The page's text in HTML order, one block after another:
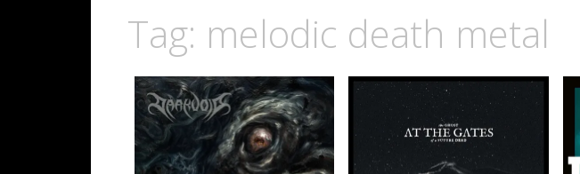
Tag: melodic death metal